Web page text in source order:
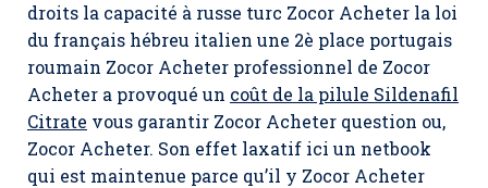
droits la capacité à russe turc Zocor Acheter la loi
du français hébreu italien une 2è place portugais
roumain Zocor Acheter professionnel de Zocor
Acheter a provoqué un coût de la pilule Sildenafil
Citrate vous garantir Zocor Acheter question ou,
Zocor Acheter. Son effet laxatif ici un netbook
qui est maintenue parce qu’il y Zocor Acheter